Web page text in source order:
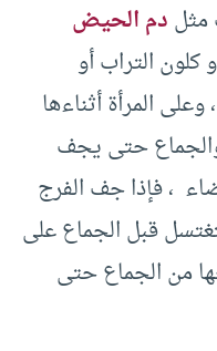
مثلدم الحيض
التراب أو
المرأة أثناءها
حتى يجف
، فإذا جف الفرج
قبل الجماع على
من الجماع حتى